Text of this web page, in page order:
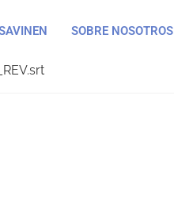
SOBRE NOSOTROS